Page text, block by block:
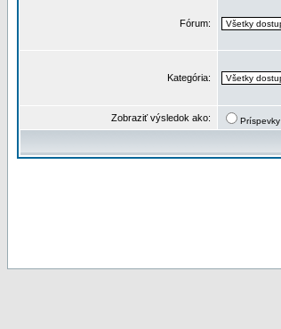
Fórum:
Kategória:
Zobraziť výsledok ako: Príspevky